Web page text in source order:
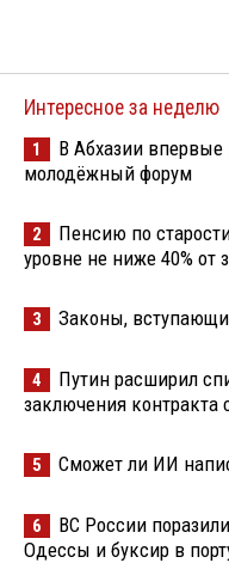
Интересное за неделю
1
В Абхазии
молодёжный форум
2
Пенсию по
уровне не ниже 40% от
3 Законы,
4
Путин расширил
заключения контракта
5 Сможет ли ИИ
6
ВС России
Одессы и буксир в